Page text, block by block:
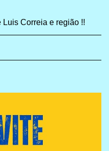
Correia e região !!